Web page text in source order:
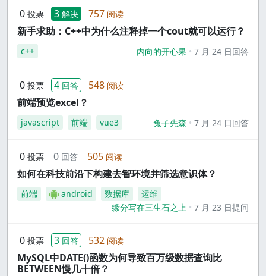
0 投票 3 解决 757 阅读
新手求助：C++中为什么注释掉一个cout就可以运行？
c++ 内向的开心果 7 月 24 日回答
0 投票 4 回答 548 阅读
前端预览excel？
javascript 前端 vue3 兔子先森 7 月 24 日回答
0 投票 0 回答 505 阅读
如何在科技前沿下构建去智环境并筛选意识体？
前端 android 数据库
运维
缘分写在三生石之上
7 月 23 日提问
0 投票 3 回答 532 阅读
MySQL中DATE()函数为何导致百万级数据查询比
BETWEEN慢几十倍？